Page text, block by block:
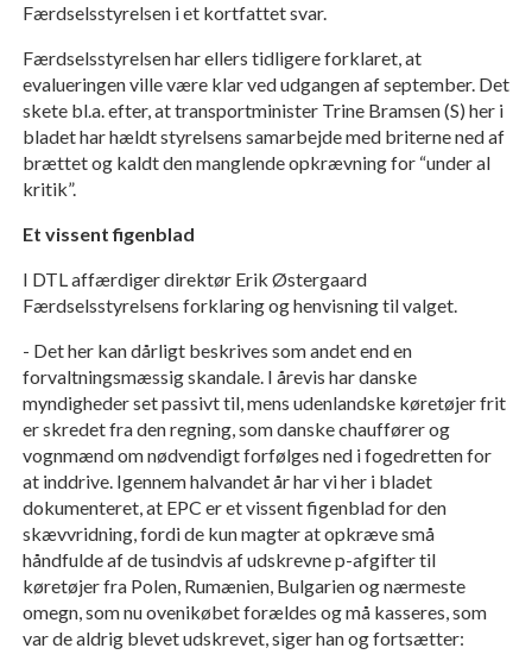
Færdselsstyrelsen i et kortfattet svar.
Færdselsstyrelsen har ellers tidligere forklaret, at
evalueringen ville være klar ved udgangen af september. Det
skete bl.a. efter, at transportminister Trine Bramsen (S) her i
bladet har hældt styrelsens samarbejde med briterne ned af
brættet og kaldt den manglende opkrævning for “under al
kritik”.
Et vissent figenblad
I DTL affærdiger direktør Erik Østergaard
Færdselsstyrelsens forklaring og henvisning til valget.
- Det her kan dårligt beskrives som andet end en
forvaltningsmæssig skandale. I årevis har danske
myndigheder set passivt til, mens udenlandske køretøjer frit
er skredet fra den regning, som danske chauffører og
vognmænd om nødvendigt forfølges ned i fogedretten for
at inddrive. Igennem halvandet år har vi her i bladet
dokumenteret, at EPC er et vissent figenblad for den
skævvridning, fordi de kun magter at opkræve små
håndfulde af de tusindvis af udskrevne p-afgifter til
køretøjer fra Polen, Rumænien, Bulgarien og nærmeste
omegn, som nu ovenikøbet forældes og må kasseres, som
var de aldrig blevet udskrevet, siger han og fortsætter: